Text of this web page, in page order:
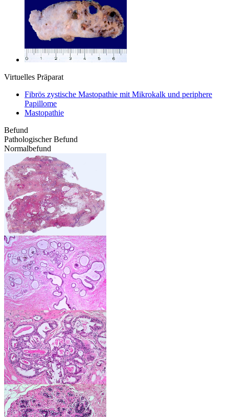
Virtuelles Präparat
Fibrös zystische Mastopathie mit Mikrokalk und periphere
Papillome
Mastopathie
Befund
Pathologischer Befund
Normalbefund